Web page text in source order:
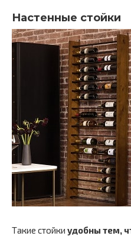
Настенные стойки
Такие стойки удобны тем,